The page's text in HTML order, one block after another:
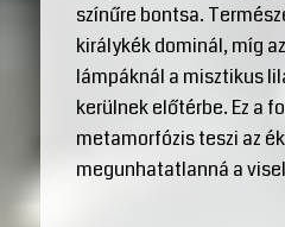
színűre bontsa.
királykék dominál, míg
lámpáknál a misztikus
kerülnek előtérbe. Ez a
metamorfózis teszi az
megunhatatlanná a